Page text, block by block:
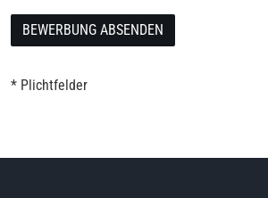
BEWERBUNG ABSENDEN
* Plichtfelder